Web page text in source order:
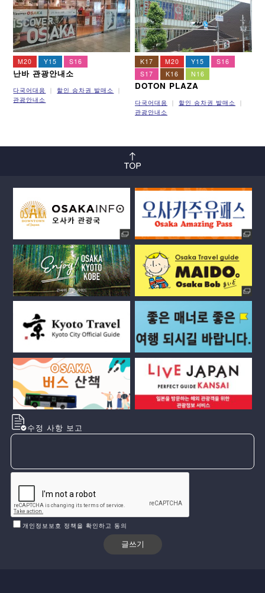
M20 Y15 S16
난바 관광안내소
다국어대응
할인 승차권 발매소
관광안내소
K17 M20 Y15
S16
S17
K16 N16
DOTON PLAZA
다국어대응
할인 승차권 발매소
관광안내소
수정 사항 보고
개인정보보호 정책을 확인하고 동의